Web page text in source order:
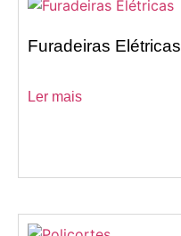
Furadeiras Elétricas
Ler mais